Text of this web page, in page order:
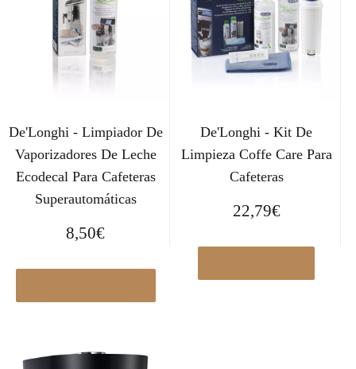
De'Longhi - Limpiador De
Vaporizadores De Leche
Ecodecal Para Cafeteras
Superautomáticas
8,50€
De'Longhi - Kit De
Limpieza Coffe Care Para
Cafeteras
22,79€